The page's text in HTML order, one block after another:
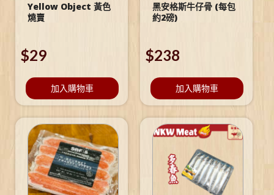
Yellow Object 黃色
燒賣
$29
加入購物車
黑安格斯牛仔骨 (每包
約2磅)
$238
加入購物車